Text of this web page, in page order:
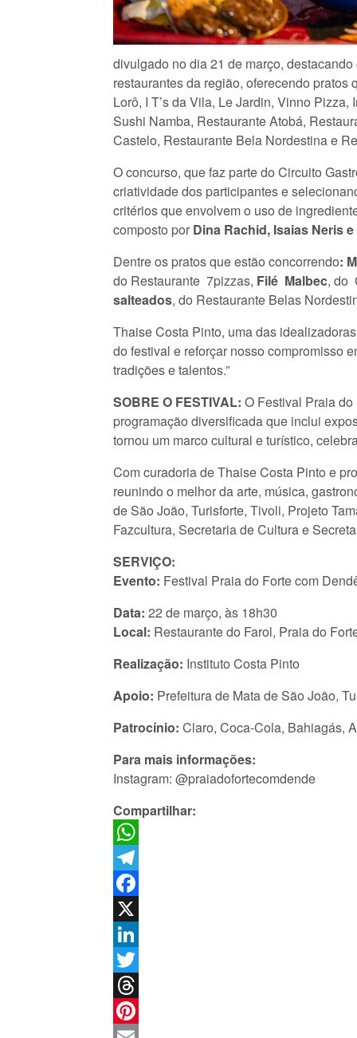
divulgado no dia 21 de março,
restaurantes da região, oferecendo
Lorô, I T’s da Vila, Le Jardin, Vinno
Sushi Namba, Restaurante Atobá,
Castelo, Restaurante Bela Nordestina e
O concurso, que faz parte do Circuito
criatividade dos participantes e
critérios que envolvem o uso de
composto por Dina Rachid, Isaias Neris
Dentre os pratos que estão concorrendo:
do Restaurante 7pizzas, Filé Malbec, do
salteados, do Restaurante Belas
Thaise Costa Pinto, uma das
do festival e reforçar nosso compromisso
tradições e talentos.”
SOBRE O FESTIVAL: O Festival Praia
programação diversificada que inclui
tornou um marco cultural e turístico,
Com curadoria de Thaise Costa Pinto e
reunindo o melhor da arte, música,
de São João, Turisforte, Tivoli, Projeto
Fazcultura, Secretaria de Cultura e
SERVIÇO:
Evento: Festival Praia do Forte com
Data: 22 de março, às 18h30
Local: Restaurante do Farol, Praia do
Realização: Instituto Costa Pinto
Apoio: Prefeitura de Mata de São João,
Patrocínio: Claro, Coca-Cola, Bahiagás,
Para mais informações:
Instagram: @praiadofortecomdende
Compartilhar:
WhatsApp
Telegram
Facebook
X
LinkedIn
Twitter
Threads